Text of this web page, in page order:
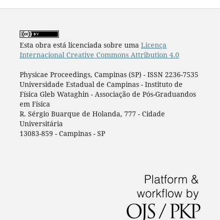
Esta obra está licenciada sobre uma Licença
Internacional Creative Commons Attribution 4.0
Physicae Proceedings, Campinas (SP) - ISSN 2236-7535
Universidade Estadual de Campinas - Instituto de
Física Gleb Wataghin - Associação de Pós-Graduandos
em Física
R. Sérgio Buarque de Holanda, 777 - Cidade
Universitária
13083-859 - Campinas - SP